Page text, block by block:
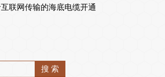
联网传输的海底电缆开通